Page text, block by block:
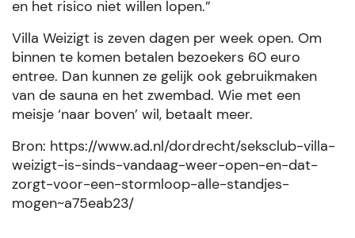
en het risico niet willen lopen.”
Villa Weizigt is zeven dagen per week open. Om
binnen te komen betalen bezoekers 60 euro
entree. Dan kunnen ze gelijk ook gebruikmaken
van de sauna en het zwembad. Wie met een
meisje ‘naar boven’ wil, betaalt meer.
Bron: https://www.ad.nl/dordrecht/seksclub-villa-
weizigt-is-sinds-vandaag-weer-open-en-dat-
zorgt-voor-een-stormloop-alle-standjes-
mogen~a75eab23/